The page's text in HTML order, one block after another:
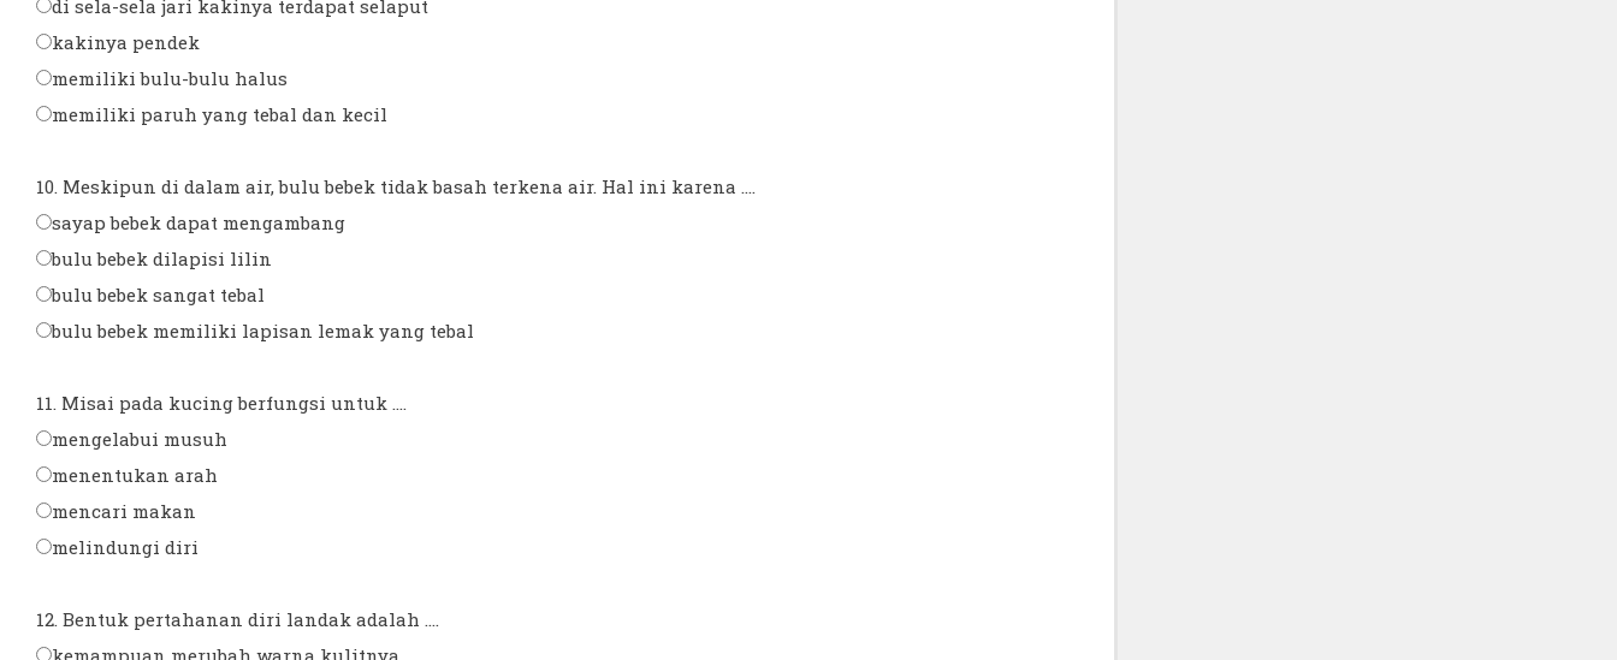
di sela-sela jari kakinya terdapat selaput
kakinya pendek
memiliki bulu-bulu halus
memiliki paruh yang tebal dan kecil
10. Meskipun di dalam air, bulu bebek tidak basah terkena air. Hal ini karena ....
sayap bebek dapat mengambang
bulu bebek dilapisi lilin
bulu bebek sangat tebal
bulu bebek memiliki lapisan lemak yang tebal
11. Misai pada kucing berfungsi untuk ....
mengelabui musuh
menentukan arah
mencari makan
melindungi diri
12. Bentuk pertahanan diri landak adalah ....
kemampuan merubah warna kulitnya